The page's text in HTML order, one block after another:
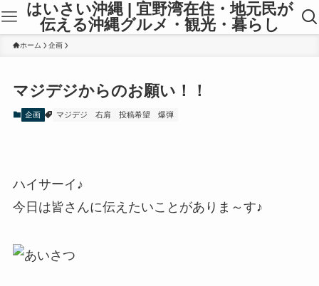
はいさい沖縄 | 宜野湾在住・地元民が
伝える沖縄グルメ・観光・暮らし
ホーム 企画
マジデジからのお願い！！
企画 マジデジ 右肩 投稿希望 爆弾
ハイサーイ♪
今日は皆さんに伝えたいことがありま～す♪